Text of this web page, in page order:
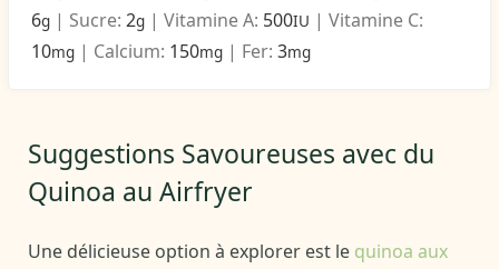
6g | Sucre: 2g | Vitamine A: 500IU | Vitamine C:
10mg | Calcium: 150mg | Fer: 3mg
Suggestions Savoureuses avec du
Quinoa au Airfryer
Une délicieuse option à explorer est le quinoa aux